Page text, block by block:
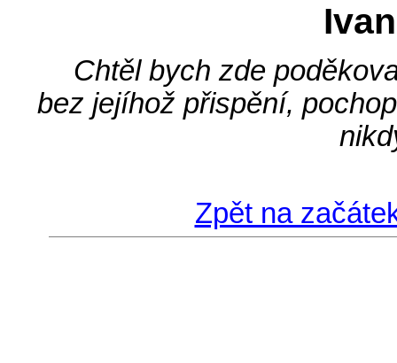
Chtěl bych zde
bez jejíhož přispění,
Zpět na